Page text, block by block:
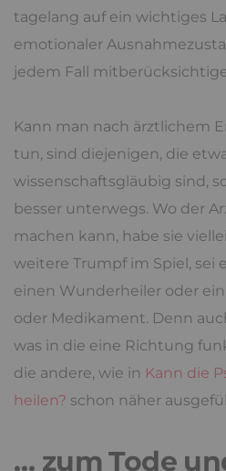
tagelang auf ein wichtiges
emotionaler
jedem Fall
Kann man nach ärztlichem
tun, sind diejenigen, die
wissenschaftsgläubig sind,
besser unterwegs. Wo der
machen kann, habe sie
weitere Trumpf im Spiel, sei
einen Wunderheiler oder
oder Medikament. Denn
was in die eine Richtung
die andere, wie in Kann die
heilen? schon näher
… zum Tode